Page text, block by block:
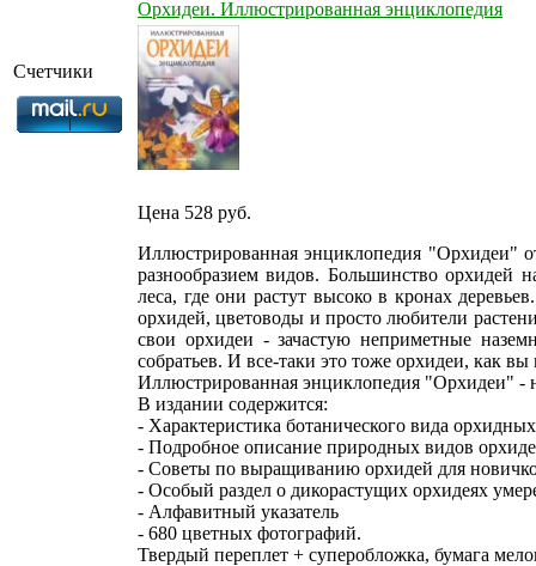
Счетчики
Орхидеи. Иллюстрированная энциклопедия
Цена 528 руб.
Иллюстрированная энциклопедия "Орхидеи"
разнообразием видов. Большинство орхидей
леса, где они растут высоко в кронах
орхидей, цветоводы и просто любители
свои орхидеи - зачастую неприметные
собратьев. И все-таки это тоже орхидеи, как
Иллюстрированная энциклопедия "Орхидеи" -
В издании содержится:
- Характеристика ботанического вида орхидных
- Подробное описание природных видов
- Советы по выращиванию орхидей для
- Особый раздел о дикорастущих орхидеях
- Алфавитный указатель
- 680 цветных фотографий.
Твердый переплет + суперобложка, бумага